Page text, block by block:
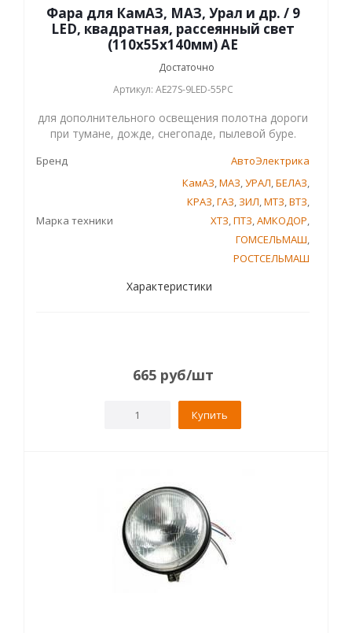
Фара для КамАЗ, МАЗ, Урал и др. / 9
LED, квадратная, рассеянный свет
(110х55х140мм) АЕ
Достаточно
Артикул: AE27S-9LED-55РC
для дополнительного освещения полотна дороги
при тумане, дожде, снегопаде, пылевой буре.
Бренд АвтоЭлектрика
Марка техники
КамАЗ,МАЗ,УРАЛ,БЕЛАЗ,
КРАЗ,ГАЗ, ЗИЛ,МТЗ,ВТЗ,
ХТЗ,ПТЗ,АМКОДОР,
ГОМСЕЛЬМАШ,
РОСТСЕЛЬМАШ
Характеристики
665 руб/шт
Купить